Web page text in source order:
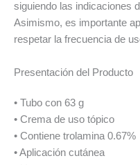
siguiendo las indicaciones
Asimismo, es importante
respetar la frecuencia de
Presentación del Producto
• Tubo con 63 g
• Crema de uso tópico
• Contiene trolamina 0.67%
• Aplicación cutánea